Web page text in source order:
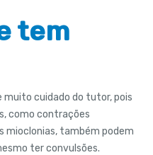
tem
muito cuidado do tutor, pois
como contrações
mioclonias, também podem
ter convulsões.